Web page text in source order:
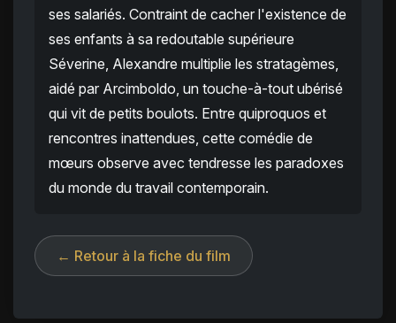
ses salariés. Contraint de cacher l'existence de
ses enfants à sa redoutable supérieure
Séverine, Alexandre multiplie les stratagèmes,
aidé par Arcimboldo, un touche-à-tout ubérisé
qui vit de petits boulots. Entre quiproquos et
rencontres inattendues, cette comédie de
mœurs observe avec tendresse les paradoxes
du monde du travail contemporain.
← Retour à la fiche du film